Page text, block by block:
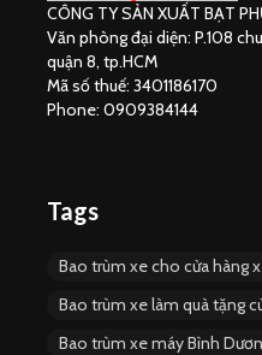
CÔNG TY SẢN XUẤT BẠT
Văn phòng đại diện: P.108
quận 8, tp.HCM
Mã số thuế: 3401186170
Phone: 0909384144
Tags
Bao trùm xe cho cửa hàng
Bao trùm xe làm quà tặng
Bao trùm xe máy Bình